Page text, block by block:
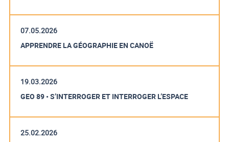
07.05.2026
APPRENDRE LA GÉOGRAPHIE EN CANOË
19.03.2026
GEO 89 • S’INTERROGER ET INTERROGER L’ESPACE
25.02.2026